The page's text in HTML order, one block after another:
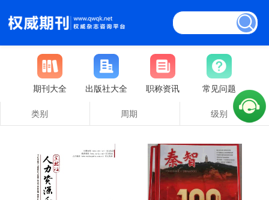
期刊大全 出版社大全 职称资讯 常见问题
类别 周期 级别